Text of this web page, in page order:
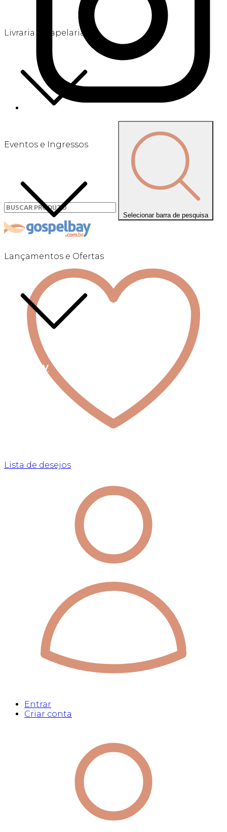
Livraria e Papelaria
Eventos e Ingressos
Lançamentos e Ofertas
Linha +QV
Selecionar barra de pesquisa
Lista de desejos
Entrar
Criar conta